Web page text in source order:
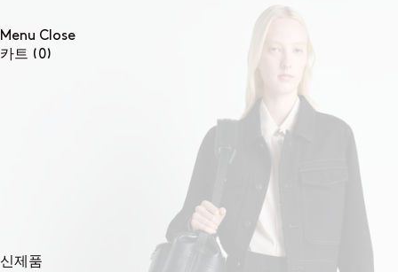
Menu Close
카트 (0)
신제품